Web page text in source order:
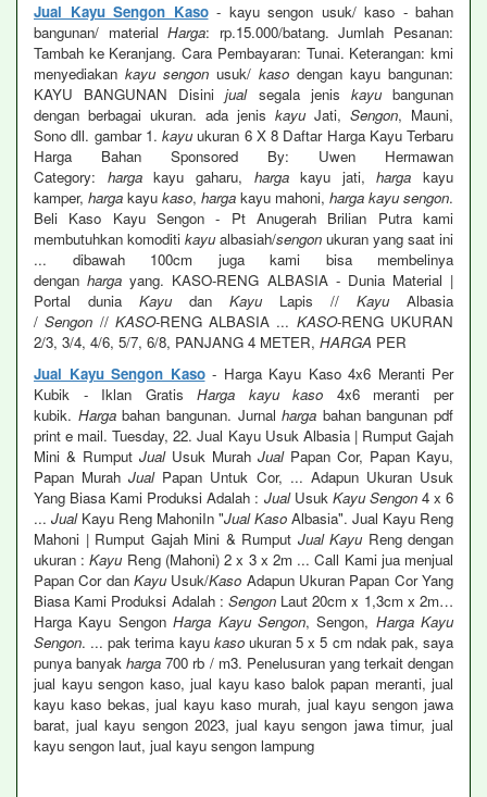
Jual Kayu Sengon Kaso- kayu sengon usuk/ kaso - bahan
bangunan/ materialHarga: rp.15.000/batang. Jumlah Pesanan:
Tambah ke Keranjang. Cara Pembayaran: Tunai. Keterangan: kmi
menyediakan kayu sengon usuk/ kaso dengan kayu bangunan:
KAYU BANGUNAN Disinijualsegala jenis kayubangunan
dengan berbagai ukuran. ada jenis kayuJati, Sengon, Mauni,
Sono dll. gambar 1. kayuukuran 6 X 8 Daftar Harga Kayu Terbaru
Harga Bahan Sponsored By: Uwen Hermawan
Category: hargakayu gaharu, hargakayu jati,harga kayu
kamper, harga kayu kaso, harga kayu mahoni, harga kayu sengon.
Beli Kaso Kayu Sengon - Pt Anugerah Brilian Putra kami
membutuhkan komoditi kayualbasiah/sengon ukuran yang saat ini
... dibawah 100cm juga kami bisa membelinya
denganharga yang. KASO-RENG ALBASIA - Dunia Material |
Portal dunia Kayudan KayuLapis // KayuAlbasia
/Sengon // KASO-RENG ALBASIA ... KASO-RENG UKURAN
2/3, 3/4, 4/6, 5/7, 6/8, PANJANG 4 METER, HARGA PER
Jual Kayu Sengon Kaso- Harga Kayu Kaso 4x6 Meranti Per
Kubik - Iklan GratisHarga kayu kaso 4x6 meranti per
kubik. Hargabahan bangunan. Jurnalharga bahan bangunan pdf
print e mail. Tuesday, 22. Jual Kayu Usuk Albasia | Rumput Gajah
Mini & Rumput JualUsuk Murah JualPapan Cor, Papan Kayu,
Papan MurahJualPapan Untuk Cor, ... Adapun Ukuran Usuk
Yang Biasa Kami Produksi Adalah : JualUsuk Kayu Sengon4 x 6
... JualKayu Reng MahoniIn "Jual Kaso Albasia". Jual Kayu Reng
Mahoni | Rumput Gajah Mini & Rumput Jual KayuReng dengan
ukuran :KayuReng (Mahoni) 2 x 3 x 2m ... Call Kami jua menjual
Papan Cor dan KayuUsuk/Kaso Adapun Ukuran Papan Cor Yang
Biasa Kami Produksi Adalah : SengonLaut 20cm x 1,3cm x 2m…
Harga Kayu SengonHarga Kayu Sengon, Sengon, Harga Kayu
Sengon. ... pak terima kayu kasoukuran 5 x 5 cm ndak pak, saya
punya banyakharga 700 rb / m3. Penelusuran yang terkait dengan
jual kayu sengon kaso, jual kayu kaso balok papan meranti, jual
kayu kaso bekas, jual kayu kaso murah, jual kayu sengon jawa
barat, jual kayu sengon 2023, jual kayu sengon jawa timur, jual
kayu sengon laut, jual kayu sengon lampung